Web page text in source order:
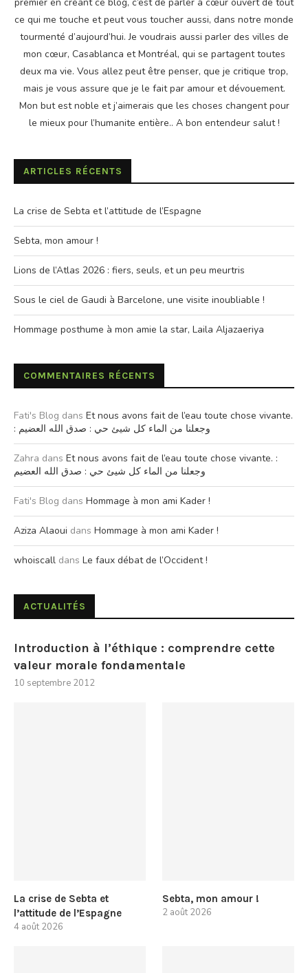
ce qui me touche et peut vous toucher aussi, dans notre monde
tourmenté d’aujourd’hui. Je voudrais aussi parler des villes de
mon cœur, Casablanca et Montréal, qui se partagent toutes
deux ma vie. Vous allez peut être penser, que je critique trop,
mais je vous assure que je le fait par amour et dévouement.
Mon but est noble et j’aimerais que les choses changent pour
le mieux pour l’humanite entière.. A bon entendeur salut !
ARTICLES RÉCENTS
La crise de Sebta et l’attitude de l’Espagne
Sebta, mon amour !
Lions de l’Atlas 2026 : fiers, seuls, et un peu meurtris
Sous le ciel de Gaudi à Barcelone, une visite inoubliable !
Hommage posthume à mon amie la star, Laila Aljazaeriya
COMMENTAIRES RÉCENTS
Fati's Blog dans Et nous avons fait de l’eau toute chose vivante.
: وجعلنا من الماء كل شيئ حي : صدق الله العضيم
Zahra dans Et nous avons fait de l’eau toute chose vivante. :
وجعلنا من الماء كل شيئ حي : صدق الله العضيم
Fati's Blog dans Hommage à mon ami Kader !
Aziza Alaoui dans Hommage à mon ami Kader !
whoiscall dans Le faux débat de l’Occident !
ACTUALITÉS
Introduction à l’éthique : comprendre cette
valeur morale fondamentale
10 septembre 2012
La crise de Sebta et
l’attitude de l’Espagne
4 août 2026
Sebta, mon amour !
2 août 2026